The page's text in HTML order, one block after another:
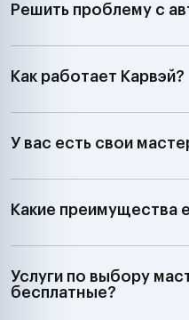
Решить проблему с
Как работает Карвэй?
У вас есть свои
Какие преимущества
Услуги по выбору
бесплатные?